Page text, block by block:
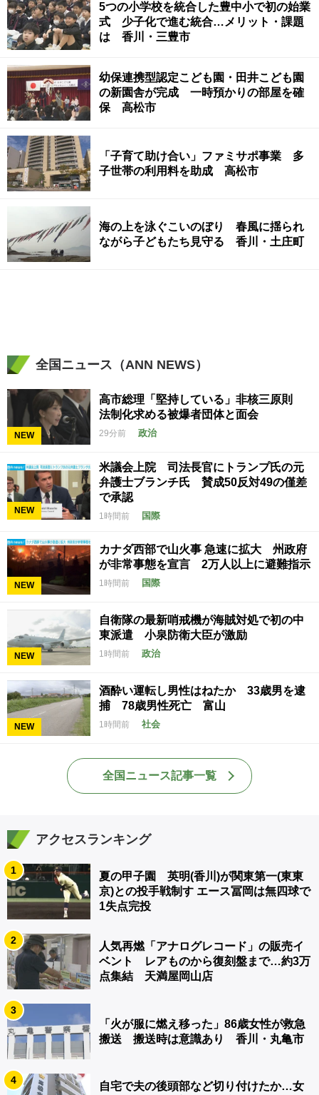
5つの小学校を統合した豊中小で初の始業
式 少子化で進む統合…メリット・課題
は 香川・三豊市
幼保連携型認定こども園・田井こども園
の新園舎が完成 一時預かりの部屋を確
保 高松市
「子育て助け合い」ファミサポ事業 多
子世帯の利用料を助成 高松市
海の上を泳ぐこいのぼり 春風に揺られ
ながら子どもたち見守る 香川・土庄町
全国ニュース（ANN NEWS）
NEW
高市総理「堅持している」非核三原則
法制化求める被爆者団体と面会
29分前 政治
NEW
米議会上院 司法長官にトランプ氏の元
弁護士ブランチ氏 賛成50反対49の僅差
で承認
1時間前 国際
NEW
カナダ西部で山火事 急速に拡大 州政府
が非常事態を宣言 2万人以上に避難指示
1時間前 国際
NEW
自衛隊の最新哨戒機が海賊対処で初の中
東派遣 小泉防衛大臣が激励
1時間前 政治
NEW
酒酔い運転し男性はねたか 33歳男を逮
捕 78歳男性死亡 富山
1時間前 社会
全国ニュース記事一覧
アクセスランキング
1
夏の甲子園 英明(香川)が関東第一(東東
京)との投手戦制す エース冨岡は無四球で
1失点完投
2
人気再燃「アナログレコード」の販売イ
ベント レアものから復刻盤まで…約3万
点集結 天満屋岡山店
3
「火が服に燃え移った」86歳女性が救急
搬送 搬送時は意識あり 香川・丸亀市
4
自宅で夫の後頭部など切り付けたか…女